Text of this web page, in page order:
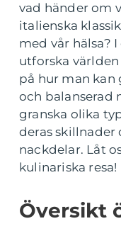
vad händer om
italienska
med vår hälsa?
utforska
på hur man kan
och balanserad
granska olika
deras skillnader
nackdelar. Låt
kulinariska resa!
Översikt